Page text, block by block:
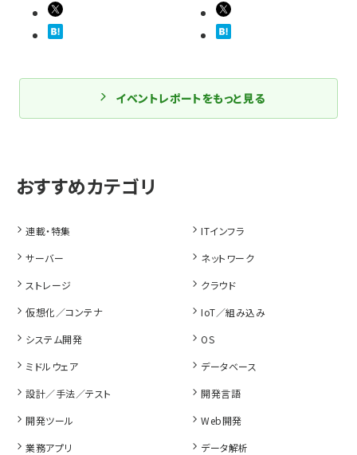
イベントレポートをもっと見る
連載・特集
ITインフラ
サーバー
ネットワーク
ストレージ
クラウド
仮想化／コンテナ
IoT／組み込み
システム開発
OS
ミドルウェア
データベース
設計／手法／テスト
開発言語
開発ツール
Web開発
業務アプリ
データ解析